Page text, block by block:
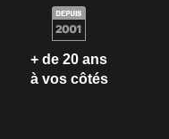
+ de 20 ans
à vos côtés